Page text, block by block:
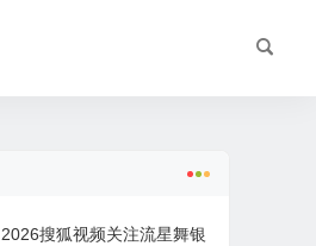
2026搜狐视频关注流星舞银